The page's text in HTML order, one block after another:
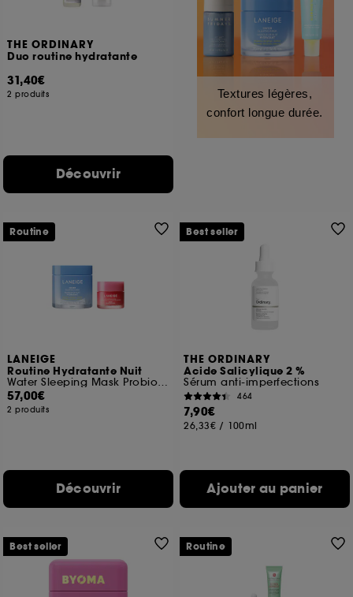
THE ORDINARY
Duo routine hydratante
31,40€
2 produits
Découvrir
Textures légères,
confort longue durée.
LANEIGE
Routine Hydratante Nuit
Water Sleeping Mask Probiotics et Lip sleeping mask
57,00€
2 produits
Découvrir
Routine
THE ORDINARY
Acide Salicylique 2 %
Sérum anti-imperfections
464
7,90€
26,33€ / 100ml
Ajouter au panier
Best seller
Best seller Routine